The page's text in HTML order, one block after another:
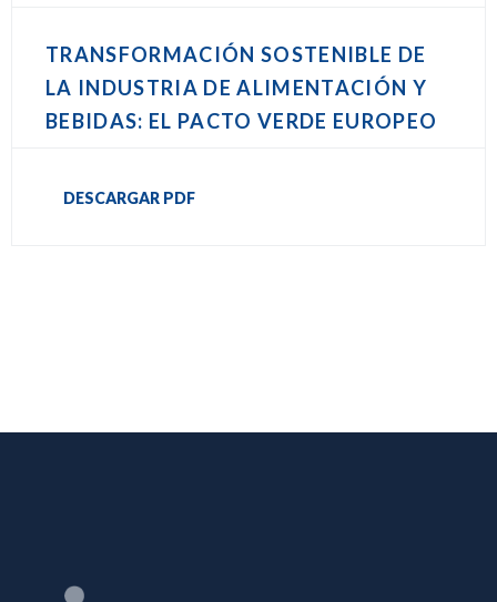
TRANSFORMACIÓN SOSTENIBLE DE
LA INDUSTRIA DE ALIMENTACIÓN Y
BEBIDAS: EL PACTO VERDE EUROPEO
DESCARGAR PDF